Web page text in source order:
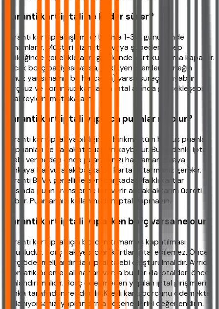
Garanti kart iptali ne kadar sürer?
Garanti kart iptali işlemi ortalama 1-3 iş günü içinde
tamamlanır. Müşteri hizmetleri veya şubeden talep
verildiğinde genellikle aynı gün içinde kart kullanıma kapatılır.
Ancak borç bakiyesi varsa, bekleyen işlemler (örneğin
henüz yansımamış bir harcama) varsa süreç uzayabilir.
Borçsuz ve sorunsuz kartlarda iptal anında gerçekleşebilir.
İptal teyidini mutlaka alın.
Garanti kart iptali yapınca puanlar ne olur?
Garanti kart iptali yapıldığında birikmiş tüm bonus puanlar,
mil puanları ve sadakat puanları kaybolur. Bu nedenle iptal
talebi vermeden önce puanlarınızı harcamanız veya
bankaya başvurarak başka bir karta aktarmanız gerekir.
Garanti BBVA genellikle aynı bankadaki farklı kartlar
arasında puan transferine izin verir ancak aktarım ücreti
olabilir. Puanlarınızı kullanmadan iptal yapmayın.
Garanti kart iptali yaparken borç varsa ne olur?
Garanti kart iptali için borcun tamamen kapatılması
zorunludur. Borç bakiyesi olan kartlar iptal edilemez. Önce
borç ödenmeli, ardından iptal talebi oluşturulmalıdır. Ayrıca
otomatik ödeme talimatları varsa bunlar da iptalden önce
sonlandırılmalıdır. Borç ödenmeden yapılan iptal girişimleri
banka tarafından reddedilir. Kredi kartı borcunu ödemekte
zorlanıyorsanız, yapılandırma seçeneklerini değerlendirin.